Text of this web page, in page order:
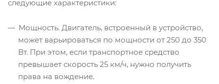
следующие характеристики:
Мощность. Двигатель, встроенный в устройство,
может варьироваться по мощности от 250 до 350
Вт. При этом, если транспортное средство
превышает скорость 25 км/ч, нужно получить
права на вождение.